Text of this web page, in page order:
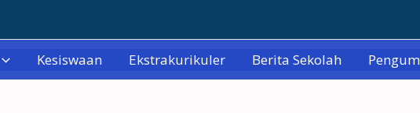
Kesiswaan Ekstrakurikuler Berita Sekolah